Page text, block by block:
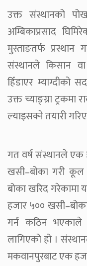
उक्त संस्थानको
अम्बिकाप्रसाद
मुस्ताङतर्फ
संस्थानले किसान वा
हिँडाएर म्याग्दीको
उक्त च्याङ्ग्रा ट्रकमा
ल्याइसक्ने तयारी
गत वर्ष संस्थानले एक
खसी–बोका गरी कूल
बोका खरिद गरेकामा
हजार ५००
गर्न कठिन भएकाले
लागिएको हो ।
मकवानपुरबाट एक